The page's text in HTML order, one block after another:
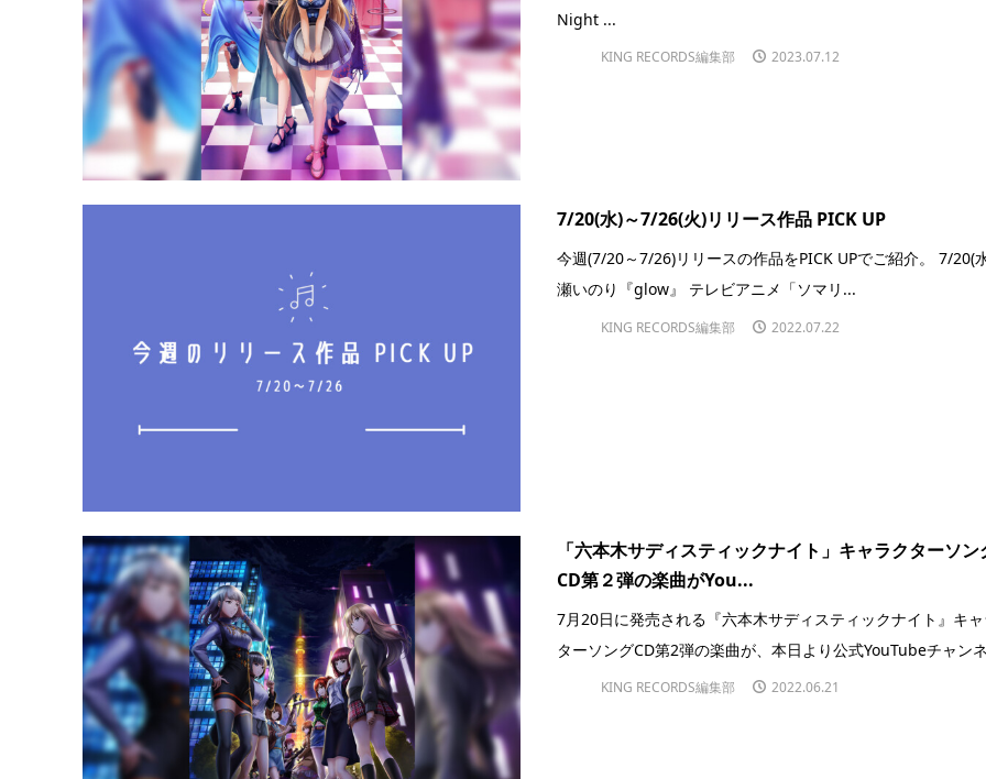
Night ...
KING RECORDS編集部 2023.07.12
7/20(水)～7/26(火)リリース作品 PICK UP
今週(7/20～7/26)リリースの作品をPICK UPでご紹介。 7/20(
瀬いのり『glow』 テレビアニメ「ソマリ...
KING RECORDS編集部 2022.07.22
「六本木サディスティックナイト」キャラクターソン
CD第２弾の楽曲がYou...
7月20日に発売される『六本木サディスティックナイト』キ
ターソングCD第2弾の楽曲が、本日より公式YouTubeチャン
KING RECORDS編集部 2022.06.21